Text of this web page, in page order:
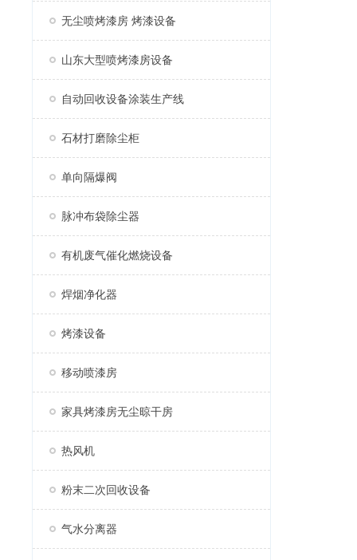
无尘喷烤漆房 烤漆设备
山东大型喷烤漆房设备
自动回收设备涂装生产线
石材打磨除尘柜
单向隔爆阀
脉冲布袋除尘器
有机废气催化燃烧设备
焊烟净化器
烤漆设备
移动喷漆房
家具烤漆房无尘晾干房
热风机
粉末二次回收设备
气水分离器